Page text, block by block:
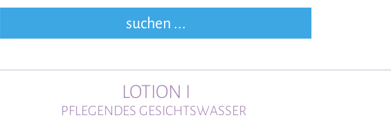
LOTION I
PFLEGENDES GESICHTSWASSER